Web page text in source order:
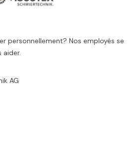
personnellement? Nos employés se
aider.
AG